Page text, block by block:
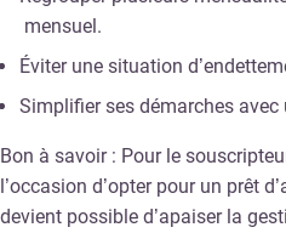
mensuel.
Éviter une situation
Simplifier ses démarches
Bon à savoir : Pour le
l’occasion d’opter pour un prêt
devient possible d’apaiser la